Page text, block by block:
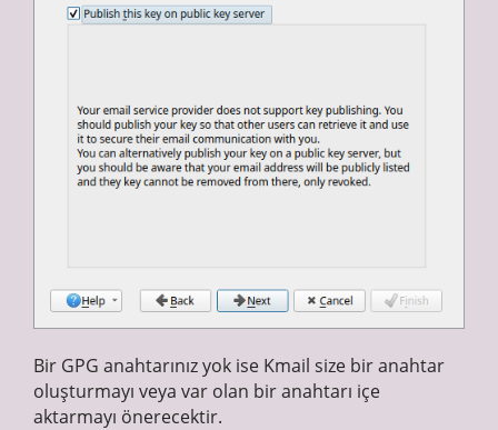
Bir GPG anahtarınız yok ise Kmail size bir anahtar
oluşturmayı veya var olan bir anahtarı içe
aktarmayı önerecektir.